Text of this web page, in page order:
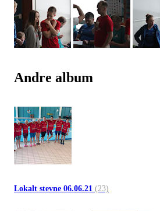
Andre album
Lokalt stevne 06.06.21 (23)